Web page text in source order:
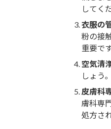
してく
衣服の
粉の接
重要です
空気清
しょう
皮膚科
膚科専
処方さ